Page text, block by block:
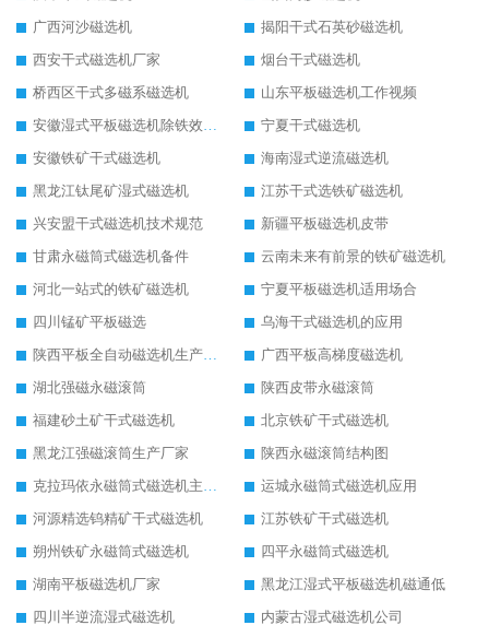
广西河沙磁选机
揭阳干式石英砂磁选机
西安干式磁选机厂家
烟台干式磁选机
桥西区干式多磁系磁选机
山东平板磁选机工作视频
安徽湿式平板磁选机除铁效果怎么样
宁夏干式磁选机
安徽铁矿干式磁选机
海南湿式逆流磁选机
黑龙江钛尾矿湿式磁选机
江苏干式选铁矿磁选机
兴安盟干式磁选机技术规范
新疆平板磁选机皮带
甘肃永磁筒式磁选机备件
云南未来有前景的铁矿磁选机
河北一站式的铁矿磁选机
宁夏平板磁选机适用场合
四川锰矿平板磁选
乌海干式磁选机的应用
陕西平板全自动磁选机生产厂家
广西平板高梯度磁选机
湖北强磁永磁滚筒
陕西皮带永磁滚筒
福建砂土矿干式磁选机
北京铁矿干式磁选机
黑龙江强磁滚筒生产厂家
陕西永磁滚筒结构图
克拉玛依永磁筒式磁选机主要技术参数
运城永磁筒式磁选机应用
河源精选钨精矿干式磁选机
江苏铁矿干式磁选机
朔州铁矿永磁筒式磁选机
四平永磁筒式磁选机
湖南平板磁选机厂家
黑龙江湿式平板磁选机磁通低
四川半逆流湿式磁选机
内蒙古湿式磁选机公司